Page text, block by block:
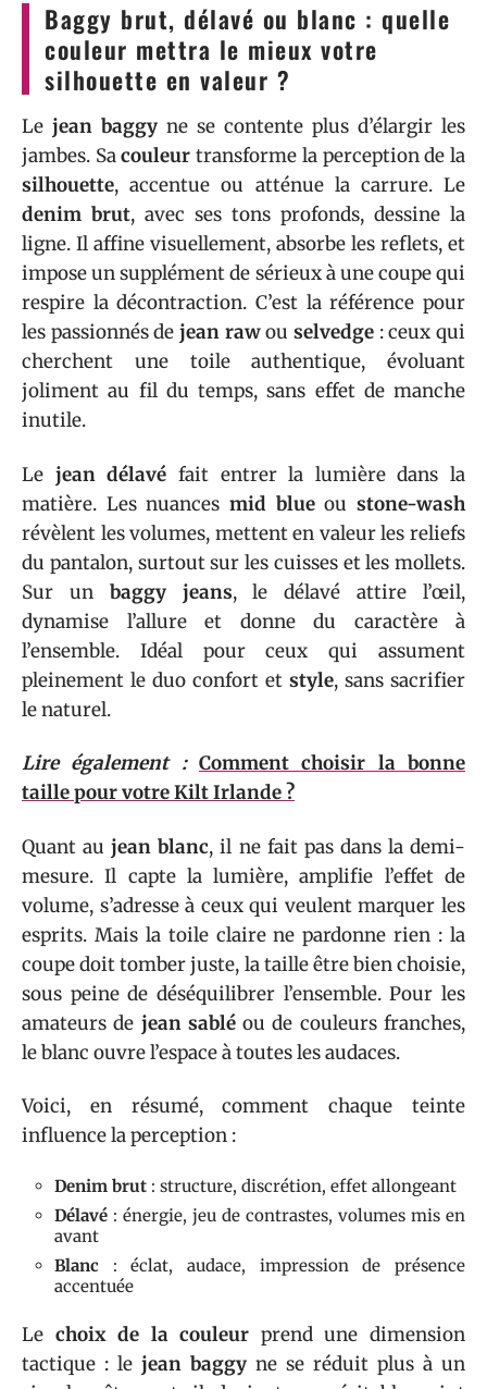
Baggy brut, délavé ou blanc : quelle
couleur mettra le mieux votre
silhouette en valeur ?
Le jean baggy ne se contente plus d’élargir les
jambes. Sacouleur transforme la perception de la
silhouette, accentue ou atténue la carrure. Le
denim brut, avec ses tons profonds, dessine la
ligne. Il affine visuellement, absorbe les reflets, et
impose un supplément de sérieux à une coupe qui
respire la décontraction. C’est la référence pour
les passionnés de jean rawouselvedge : ceux qui
cherchent une toile authentique, évoluant
joliment au fil du temps, sans effet de manche
inutile.
Le jean délavé fait entrer la lumière dans la
matière. Les nuances mid blueoustone-wash
révèlent les volumes, mettent en valeur les reliefs
du pantalon, surtout sur les cuisses et les mollets.
Sur un baggy jeans, le délavé attire l’œil,
dynamise l’allure et donne du caractère à
l’ensemble. Idéal pour ceux qui assument
pleinement le duo confort et style, sans sacrifier
le naturel.
Lire également : Comment choisir la bonne
taille pour votre Kilt Irlande ?
Quant aujean blanc, il ne fait pas dans la demi-
mesure. Il capte la lumière, amplifie l’effet de
volume, s’adresse à ceux qui veulent marquer les
esprits. Mais la toile claire ne pardonne rien : la
coupe doit tomber juste, la taille être bien choisie,
sous peine de déséquilibrer l’ensemble. Pour les
amateurs de jean sabléou de couleurs franches,
le blanc ouvre l’espace à toutes les audaces.
Voici, en résumé, comment chaque teinte
influence la perception :
Denim brut : structure, discrétion, effet allongeant
Délavé : énergie, jeu de contrastes, volumes mis en
avant
Blanc : éclat, audace, impression de présence
accentuée
Le choix de la couleur prend une dimension
tactique : le jean baggy ne se réduit plus à un